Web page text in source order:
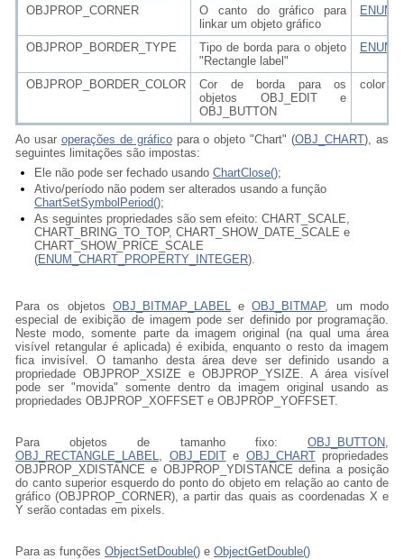
OBJPROP_CORNER
O canto do gráfico para
linkar um objeto gráfico
OBJPROP_BORDER_TYPE
Tipo de borda para o objeto
"Rectangle label"
OBJPROP_BORDER_COLOR
Cor de borda para os
objetos OBJ_EDIT e
OBJ_BUTTON
color
Ao usar operações de gráficopara o objeto "Chart" (OBJ_CHART), as
seguintes limitações são impostas:
Ele não pode ser fechado usando ChartClose();
Ativo/período não podem ser alterados usando a função
ChartSetSymbolPeriod();
As seguintes propriedades são sem efeito: CHART_SCALE,
CHART_BRING_TO_TOP, CHART_SHOW_DATE_SCALE e
CHART_SHOW_PRICE_SCALE
(ENUM_CHART_PROPERTY_INTEGER).
Para os objetos OBJ_BITMAP_LABELeOBJ_BITMAP, um modo
especial de exibição de imagem pode ser definido por programação.
Neste modo, somente parte da imagem original (na qual uma área
visível retangular é aplicada) é exibida, enquanto o resto da imagem
fica invisível. O tamanho desta área deve ser definido usando a
propriedade OBJPROP_XSIZE e OBJPROP_YSIZE. A área visível
pode ser "movida" somente dentro da imagem original usando as
propriedades OBJPROP_XOFFSET e OBJPROP_YOFFSET.
Para objetos de tamanho fixo: OBJ_BUTTON,
OBJ_RECTANGLE_LABEL, OBJ_EDITe OBJ_CHARTpropriedades
OBJPROP_XDISTANCE e OBJPROP_YDISTANCE defina a posição
do canto superior esquerdo do ponto do objeto em relação ao canto de
gráfico (OBJPROP_CORNER), a partir das quais as coordenadas X e
Y serão contadas em pixels.
Para as funções ObjectSetDouble() e ObjectGetDouble()